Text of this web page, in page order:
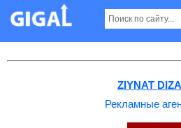
Рекламные агентства в
ZIYNAT
Рекламные